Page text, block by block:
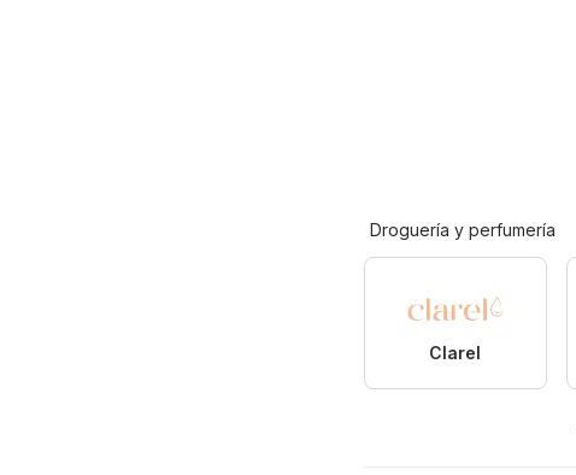
Droguería y perfumería
Clarel